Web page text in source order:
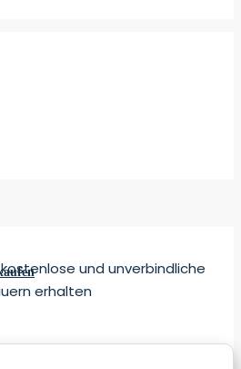
und unverbindliche
erhalten